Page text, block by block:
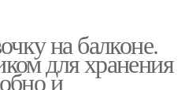
на балконе.
для хранения
и